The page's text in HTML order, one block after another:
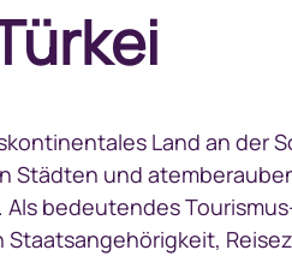
Land an der
Städten und
bedeutendes